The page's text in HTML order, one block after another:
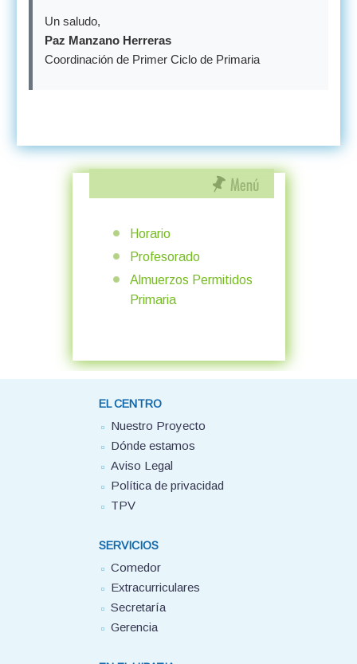
Un saludo,
Paz Manzano Herreras
Coordinación de Primer Ciclo de Primaria
Horario
Profesorado
Almuerzos Permitidos
Primaria
EL CENTRO
Nuestro Proyecto
Dónde estamos
Aviso Legal
Política de privacidad
TPV
SERVICIOS
Comedor
Extracurriculares
Secretaría
Gerencia